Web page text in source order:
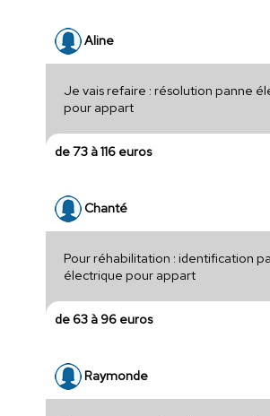
Aline
Je vais refaire : résolution panne
pour appart
de 73 à 116 euros
Chanté
Pour réhabilitation : identification
électrique pour appart
de 63 à 96 euros
Raymonde